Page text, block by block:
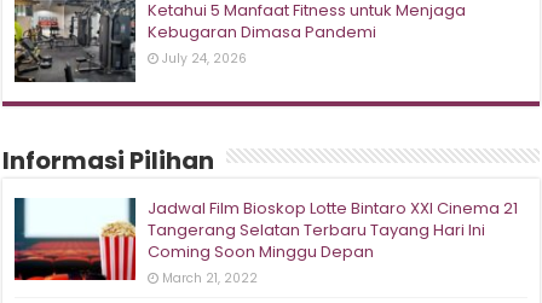
Ketahui 5 Manfaat Fitness untuk Menjaga
Kebugaran Dimasa Pandemi
July 24, 2026
Informasi Pilihan
Jadwal Film Bioskop Lotte Bintaro XXI Cinema 21
Tangerang Selatan Terbaru Tayang Hari Ini
Coming Soon Minggu Depan
March 21, 2022